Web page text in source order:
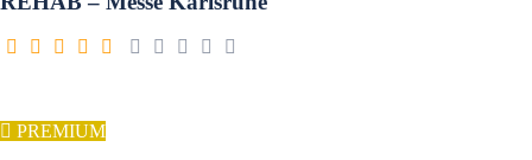
PREMIUM